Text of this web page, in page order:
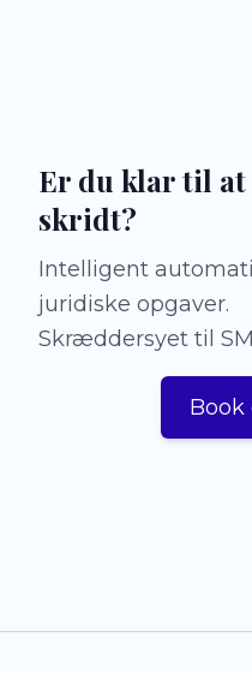
Er du klar til at
skridt?
Intelligent
juridiske opgaver.
Skræddersyet til
Book